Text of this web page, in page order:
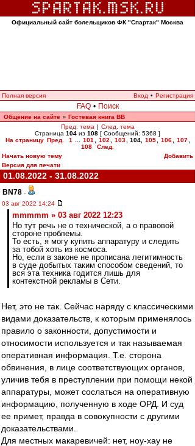
Официальный сайт болельщиков ФК "Спартак" Москва
Полная версия Вход • Регистрация
FAQ • Поиск
Общение на сайте » Гостевая книга ВВ
Пред. тема | След. тема
Страница 104 из 108 [ Сообщений: 5368 ]
На страницу Пред. 1 101 102 103 104 105 106 107
108
След.
Начать новую тему
Добавить
Версия для печати
01.08.2022 - 31.08.2022
BN78 -
03 авг 2022 14:24
mmmmm » 03 авг 2022 12:23
Но тут речь не о технической, а о правовой
стороне проблемы.
То есть, я могу купить аппаратуру и следить
за тобой хоть из космоса.
Но, если в законе не прописана легитимность
в суде добытых таким способом сведений, то
вся эта техника годится лишь для
контекстной рекламы в Сети.
Нет, это не так. Сейчас наряду с классическими
видами доказательств, к которым применялось
правило о законности, допустимости и
относимости используется и так называемая
оперативная информация. Т.е. сторона
обвинения, в лице соответствующих органов,
уличив тебя в преступлении при помощи некой
аппаратуры, может сослаться на оперативную
информацию, полученную в ходе ОРД. И суд
ее примет, правда в совокупности с другими
доказательствами.
Для местных макаревичей: нет, ноу-хау не